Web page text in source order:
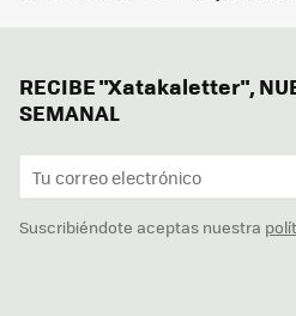
RECIBE "Xatakaletter",
SEMANAL
Suscribiéndote aceptas nuestra